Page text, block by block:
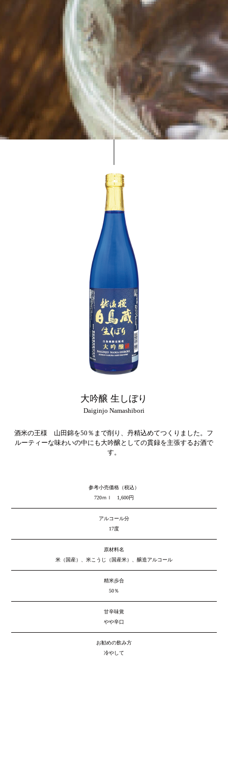
大吟醸 生しぼり
Daiginjo Namashibori
酒米の王様 山田錦を50％まで削り、丹精込めてつくりました。フ
ルーティーな味わいの中にも大吟醸としての貫録を主張するお酒で
す。
参考小売価格（税込）
720ｍｌ 1,600円
アルコール分
17度
原材料名
米（国産）、米こうじ（国産米）、醸造アルコール
精米歩合
50％
甘辛味覚
やや辛口
お勧めの飲み方
冷やして